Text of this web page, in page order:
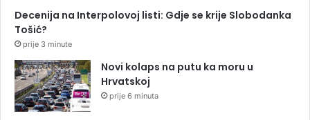
Decenija na Interpolovoj listi: Gdje se krije Slobodanka
Tošić?
prije 3 minute
Novi kolaps na putu ka moru u
Hrvatskoj
prije 6 minuta